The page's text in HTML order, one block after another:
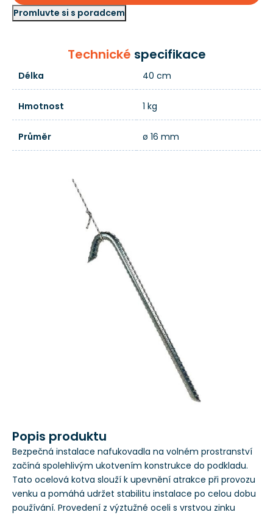
Promluvte si s poradcem
Technické specifikace
Délka 40 cm
Hmotnost 1 kg
Průměr ø 16 mm
Popis produktu
Bezpečná instalace nafukovadla na volném prostranství
začíná spolehlivým ukotvením konstrukce do podkladu.
Tato ocelová kotva slouží k upevnění atrakce při provozu
venku a pomáhá udržet stabilitu instalace po celou dobu
používání. Provedení z výztužné oceli s vrstvou zinku